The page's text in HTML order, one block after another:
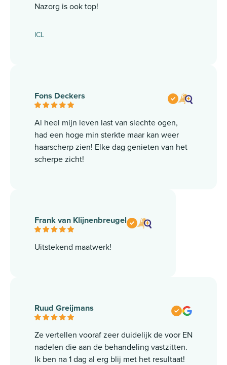
Nazorg is ook top!
ICL
Fons Deckers
Al heel mijn leven last van slechte ogen,
had een hoge min sterkte maar kan weer
haarscherp zien! Elke dag genieten van het
scherpe zicht!
Frank van Klijnenbreugel
Uitstekend maatwerk!
Ruud Greijmans
Ze vertellen vooraf zeer duidelijk de voor EN
nadelen die aan de behandeling vastzitten.
Ik ben na 1 dag al erg blij met het resultaat!